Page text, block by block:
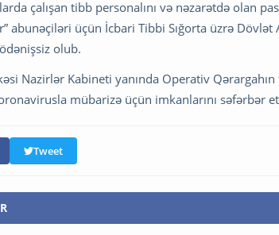
çalışan tibb personalını və nəzarətdə olan
abunəçiləri üçün İcbari Tibbi Sığorta üzrə
olub.
Nazirlər Kabineti yanında Operativ
mübarizə üçün imkanlarını səfərbər
Tweet